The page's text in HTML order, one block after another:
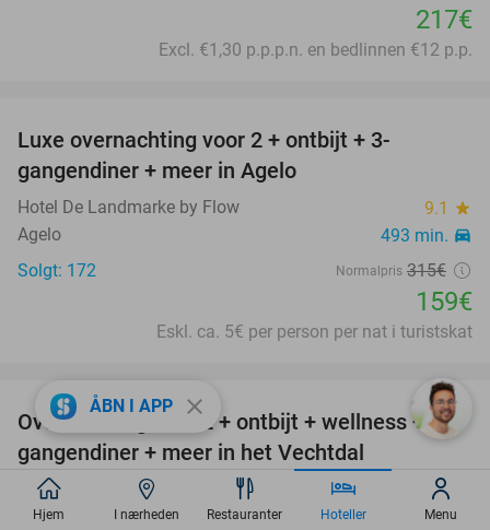
217€
Excl. €1,30 p.p.p.n. en bedlinnen €12 p.p.
Luxe overnachting voor 2 + ontbijt + 3-
gangendiner + meer in Agelo
Hotel De Landmarke by Flow 9.1 star
Agelo 493 min. directions_car
Solgt: 172 Normalpris 315€
159€
Eskl. ca. 5€ per person per nat i turistskat
48%
Overnachting voor 2 + ontbijt + wellness + 3-
gangendiner + meer in het Vechtdal
Paping Hotel & Spa 7.8
Ommen 493 min.directions_car
ÅBN I APP close
Hjem I nærheden Restauranter Hoteller Menu